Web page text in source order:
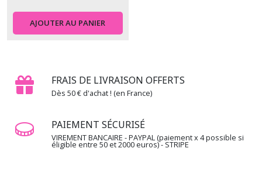
AJOUTER AU PANIER
FRAIS DE LIVRAISON OFFERTS
Dès 50 € d'achat ! (en France)
PAIEMENT SÉCURISÉ
VIREMENT BANCAIRE - PAYPAL (paiement x 4 possible si
éligible entre 50 et 2000 euros) - STRIPE